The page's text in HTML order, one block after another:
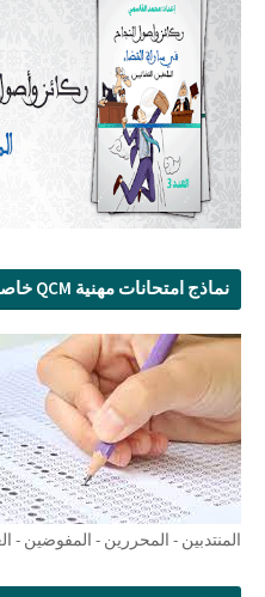
نماذج امتحانات مهنية QCM خاصة بمباريات وزارة العدل
المنتدبين - المحررين - المفوضين -